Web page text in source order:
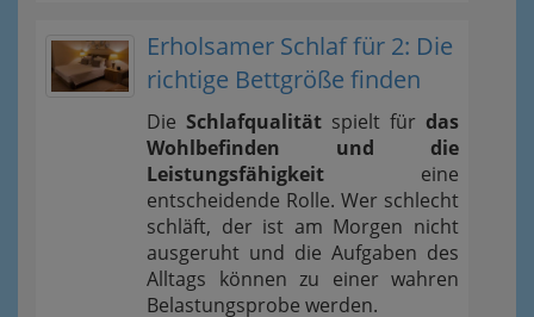
Erholsamer Schlaf für 2: Die
richtige Bettgröße finden
Die Schlafqualität spielt für das
Wohlbefinden und die
Leistungsfähigkeit eine
entscheidende Rolle. Wer schlecht
schläft, der ist am Morgen nicht
ausgeruht und die Aufgaben des
Alltags können zu einer wahren
Belastungsprobe werden.